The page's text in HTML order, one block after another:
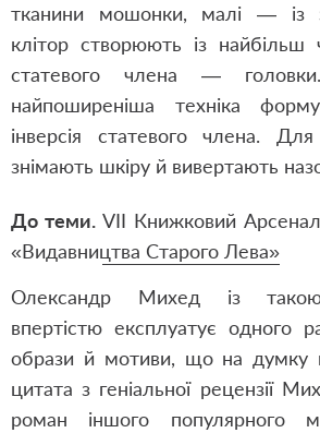
тканини мошонки, малі — із
клітор створюють із найбільш
статевого члена —
найпоширеніша техніка
інверсія статевого члена.
знімають шкіру й вивертають
До теми. VІІ Книжковий
«Видавництва Старого Лева»
Олександр Михед із такою
впертістю експлуатує одного
образи й мотиви, що на думку
цитата з геніальної рецензії
роман іншого популярного